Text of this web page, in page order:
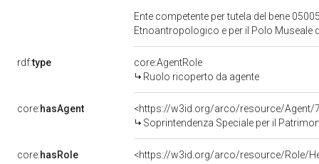
Ente competente per tutela del bene
Etnoantropologico e per il Polo Museale
rdf:type
core:AgentRole
Ruolo ricoperto da agente
core:hasAgent
<https://w3id.org/arco/resource/Agent/
Soprintendenza Speciale per il Patrimonio Storico
core:hasRole
<https://w3id.org/arco/resource/Role/